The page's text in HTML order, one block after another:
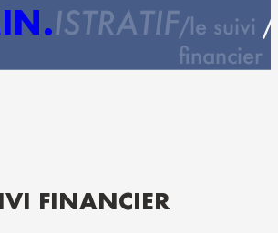
ISTRATIF le suivi
financier
FINANCIER